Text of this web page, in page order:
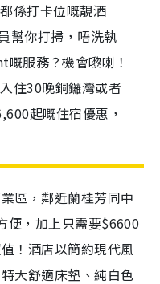
係打卡位嘅靚酒
幫你打掃，唔洗執
服務？機會嚟喇！
住30晚銅鑼灣或者
起嘅住宿優惠，
區，鄰近蘭桂芳同中
便，加上只需要$6600
！酒店以簡約現代風
大舒適床墊、純白色